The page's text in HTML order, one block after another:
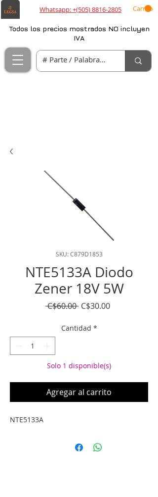
Whatsapp: +(505) 8816-2805 Carrito
Todos los precios mostrados NO incluyen
IVA
SKU: C879D1853
NTE5133A Diodo
Zener 18V 5W
C$60.00 Precio
C$30.00Precio
Cantidad *
Solo 1 disponible(s)
Agregar al carrito
NTE5133A